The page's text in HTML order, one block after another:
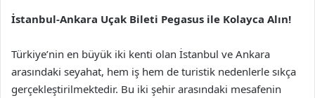
İstanbul-Ankara Uçak Bileti Pegasus ile Kolayca Alın!
Türkiye’nin en büyük iki kenti olan İstanbul ve Ankara
arasındaki seyahat, hem iş hem de turistik nedenlerle sıkça
gerçekleştirilmektedir. Bu iki şehir arasındaki mesafenin